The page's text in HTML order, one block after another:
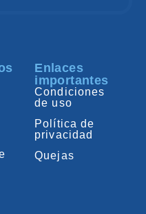
Enlaces
importantes
Condiciones
de uso
Política de
privacidad
Quejas